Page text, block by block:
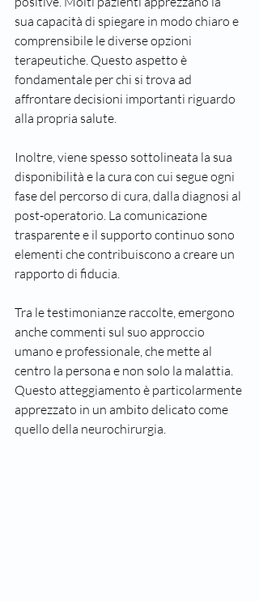
sua capacità di spiegare in modo chiaro e
comprensibile le diverse opzioni
terapeutiche. Questo aspetto è
fondamentale per chi si trova ad
affrontare decisioni importanti riguardo
alla propria salute.
Inoltre, viene spesso sottolineata la sua
disponibilità e la cura con cui segue ogni
fase del percorso di cura, dalla diagnosi al
post-operatorio. La comunicazione
trasparente e il supporto continuo sono
elementi che contribuiscono a creare un
rapporto di fiducia.
Tra le testimonianze raccolte, emergono
anche commenti sul suo approccio
umano e professionale, che mette al
centro la persona e non solo la malattia.
Questo atteggiamento è particolarmente
apprezzato in un ambito delicato come
quello della neurochirurgia.